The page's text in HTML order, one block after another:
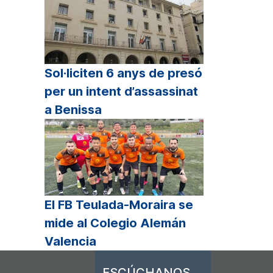
Sol·liciten 6 anys de presó
per un intent d’assassinat
a Benissa
El FB Teulada-Moraira se
mide al Colegio Alemán
Valencia